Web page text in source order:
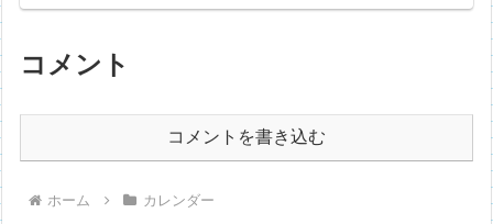
コメント
コメントを書き込む
ホーム カレンダー